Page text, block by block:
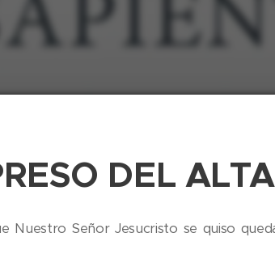
DEL
Nuestro Señor Jesucristo se quiso